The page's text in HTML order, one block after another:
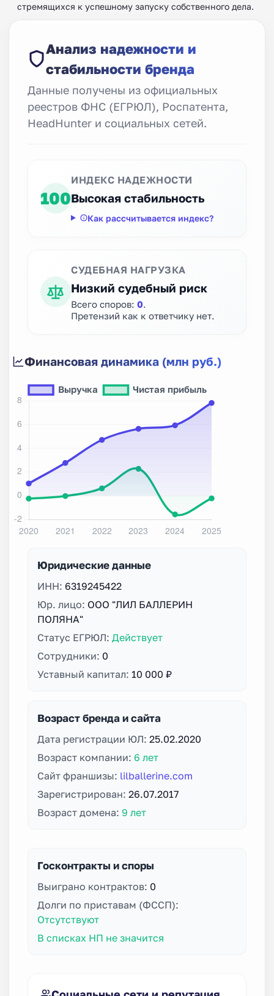
стремящихся к успешному запуску собственного дела.
Анализ надежности и
стабильности бренда
Данные получены из официальных
реестров ФНС (ЕГРЮЛ), Роспатента,
HeadHunter и социальных сетей.
100
ИНДЕКС НАДЕЖНОСТИ
Высокая стабильность
Как рассчитывается индекс?
СУДЕБНАЯ НАГРУЗКА
Низкий судебный риск
Всего споров: 0
Претензий как к ответчику нет.
Финансовая динамика (млн руб.)
Юридические данные
ИНН: 6319245422
Юр. лицо: ООО "ЛИЛ БАЛЛЕРИН
ПОЛЯНА"
Статус ЕГРЮЛ: Действует
Сотрудники: 0
Уставный капитал: 10 000 ₽
Возраст бренда и сайта
Дата регистрации ЮЛ: 25.02.2020
Возраст компании: 6 лет
Сайт франшизы: lilballerine.com
Зарегистрирован: 26.07.2017
Возраст домена: 9 лет
Госконтракты и споры
Выиграно контрактов: 0
Долги по приставам (ФССП):
Отсутствуют
В списках НП не значится